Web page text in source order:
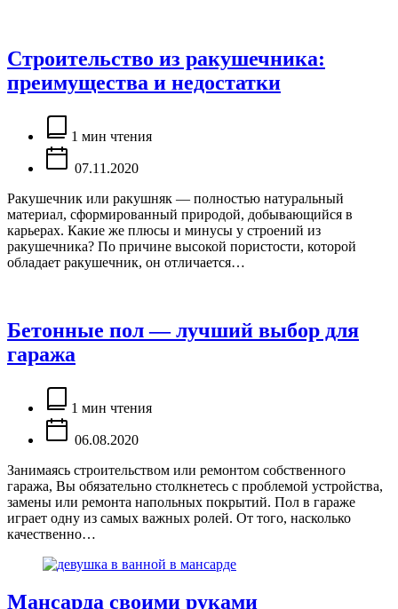
Строительство из ракушечника:
преимущества и недостатки
Расчётное
время
чтения
1 мин чтения
07.11.2020
Ракушечник или ракушняк — полностью натуральный
материал, сформированный природой, добывающийся в
карьерах. Какие же плюсы и минусы у строений из
ракушечника? По причине высокой пористости, которой
обладает ракушечник, он отличается…
Бетонные пол — лучший выбор для
гаража
Расчётное
время
чтения
1 мин чтения
06.08.2020
Занимаясь строительством или ремонтом собственного
гаража, Вы обязательно столкнетесь с проблемой устройства,
замены или ремонта напольных покрытий. Пол в гараже
играет одну из самых важных ролей. От того, насколько
качественно…
Мансарда своими руками